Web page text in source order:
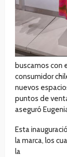
buscamos con
consumidor
nuevos
puntos de
aseguró
Esta
la marca, los
la